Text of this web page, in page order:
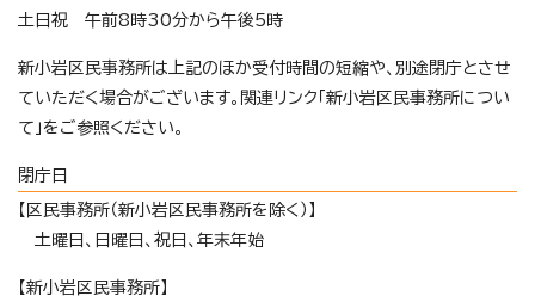
土日祝 午前8時30分から午後5時
新小岩区民事務所は上記のほか受付時間の短縮や、別途閉庁とさせ
ていただく場合がございます。関連リンク「新小岩区民事務所につい
て」をご参照ください。
閉庁日
【区民事務所（新小岩区民事務所を除く）】
土曜日、日曜日、祝日、年末年始
【新小岩区民事務所】